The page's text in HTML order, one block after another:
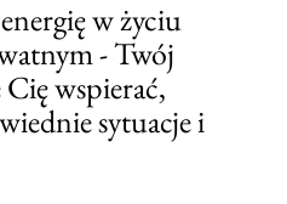
w życiu
- Twój
wspierać,
sytuacje i